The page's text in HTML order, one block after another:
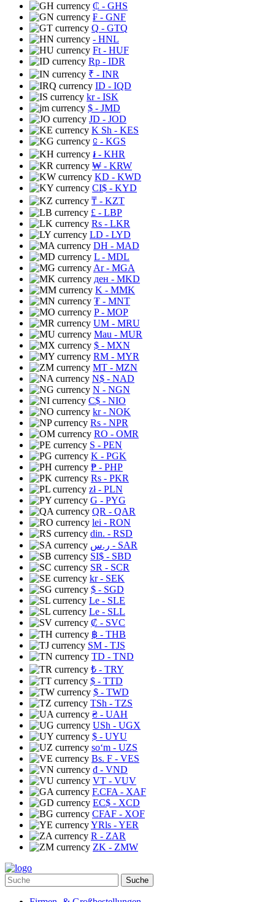
₵ - GHS
₣ - GNF
Q - GTQ
- HNL
Ft - HUF
Rp - IDR
₹ - INR
ID - IQD
kr- ISK
$ - JMD
JD - JOD
K Sh - KES
⃀ - KGS
៛ - KHR
₩ - KRW
KD - KWD
CI$ - KYD
₸ - KZT
£ - LBP
Rs - LKR
LD - LYD
DH - MAD
L - MDL
Ar- MGA
ден - MKD
K - MMK
₮ - MNT
P- MOP
UM - MRU
Mau - MUR
$ - MXN
RM - MYR
MT - MZN
N$ - NAD
N - NGN
C$ - NIO
kr- NOK
Rs - NPR
RO - OMR
S - PEN
K - PGK
₱ - PHP
Rs - PKR
zł- PLN
G - PYG
QR - QAR
lei - RON
din. - RSD
ر.س - SAR
SI$ - SBD
SR - SCR
kr- SEK
$ - SGD
Le - SLE
Le - SLL
₡ - SVC
฿ - THB
ЅМ - TJS
TD - TND
₺ - TRY
$ - TTD
$ - TWD
TSh - TZS
₴ - UAH
USh - UGX
$ - UYU
soʻm - UZS
Bs. F - VES
₫ - VND
VT - VUV
F.CFA - XAF
EC$ - XCD
CFAF - XOF
YRls - YER
R - ZAR
ZK - ZMW
Suche